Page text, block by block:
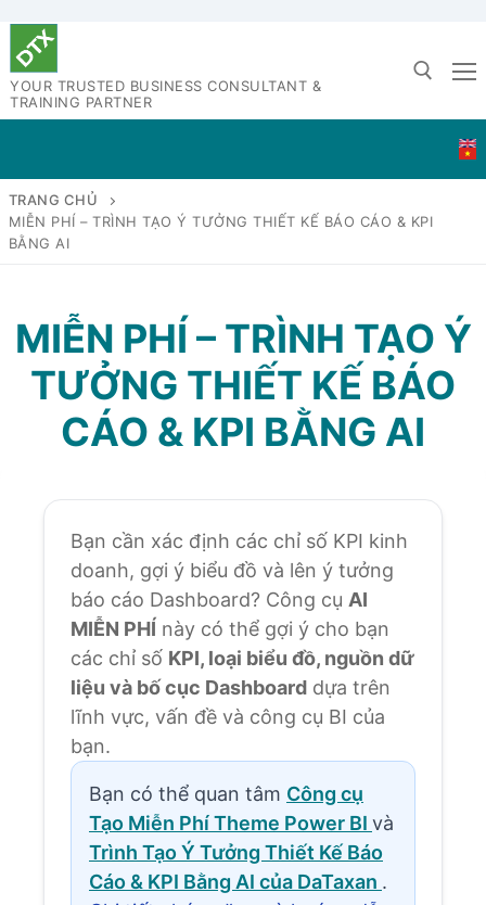
YOUR TRUSTED BUSINESS CONSULTANT &
TRAINING PARTNER
TRANG CHỦ
MIỄN PHÍ – TRÌNH TẠO Ý TƯỞNG THIẾT KẾ BÁO CÁO & KPI
BẰNG AI
MIỄN PHÍ – TRÌNH TẠO Ý
TƯỞNG THIẾT KẾ BÁO
CÁO & KPI BẰNG AI
Bạn cần xác định các chỉ số KPI kinh
doanh, gợi ý biểu đồ và lên ý tưởng
báo cáo Dashboard? Công cụ AI
MIỄN PHÍ này có thể gợi ý cho bạn
các chỉ số KPI, loại biểu đồ, nguồn dữ
liệu và bố cục Dashboard dựa trên
lĩnh vực, vấn đề và công cụ BI của
bạn.
Bạn có thể quan tâm Công cụ
Tạo Miễn Phí Theme Power BI và
Trình Tạo Ý Tưởng Thiết Kế Báo
Cáo & KPI Bằng AI của DaTaxan .